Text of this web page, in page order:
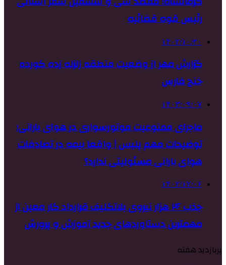
رئیس قوه قضائیه
۱۴۰۲/۱۰/۲۰
گزارش مهر از وضعیت منطقه زلزله زده کورده
خنج فارس
۱۴۰۳/۰۹/۰۷
ماجرای ممنوعیت موتورسواری در هوای بارانی؛
توضیحات مهم پلیس | واقعا بیمه در تصادفات
هوای بارانی مسئولیتی ندارد؟
۱۴۰۲/۱۲/۰۶
جذب ۲۶ هزار نیروی بلاتکلیف قرارداد کار معین از
مهمترین دستاوردهای جدید آموزش و پرورش
پربازدید هفته